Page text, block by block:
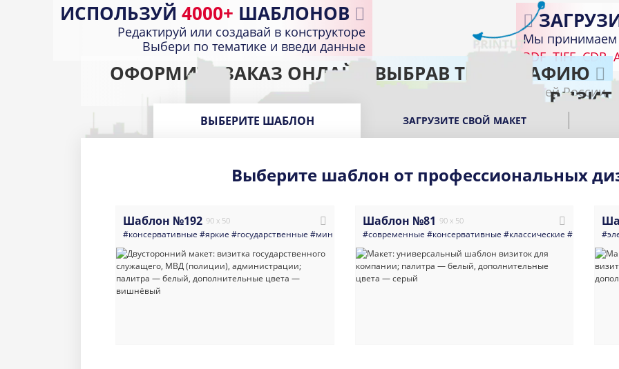
ИСПОЛЬЗУЙ 4000+ ШАБЛОНОВ
Редактируй или создавай в конструкторе
Выбери по тематике и введи данные
Мы принимаем
PDF TIFF CDR
ОФОРМИТЕ ЗАКАЗ ОНЛАЙН ВЫБРАВ ТИПОГРАФИЮ
Доставка по всей России
ПОЛУЧИТЕ ГОТОВЫЕ
В подходящем пункте выдачи вашего
ВЫБЕРИТЕ ШАБЛОН ЗАГРУЗИТЕ СВОЙ МАКЕТ
Выберите шаблон от профессиональных
Шаблон №192 90 x 50
#консервативные #яркие #государственные #министерство#администрация#светлые#герб #россия #флаг
Шаблон №81 90 x 50
#современные #консервативные #классические